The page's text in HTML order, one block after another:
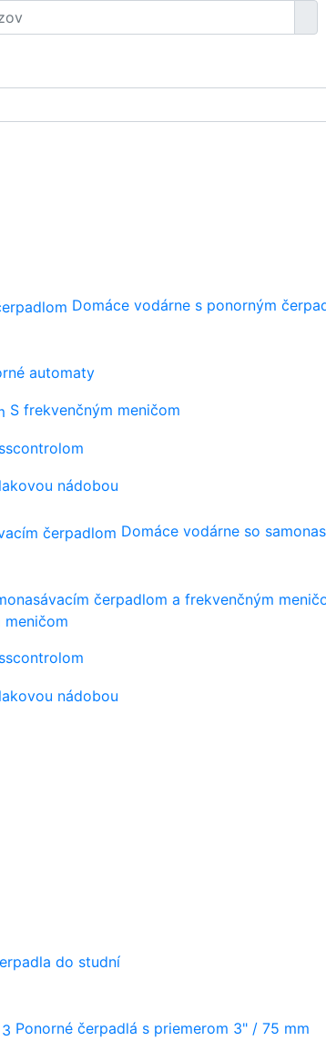
Domáce vodárne s ponorným
automaty
S frekvenčným meničom
nádobou
Domáce vodárne so
nádobou
do studní
Ponorné čerpadlá s priemerom 3" / 75 mm